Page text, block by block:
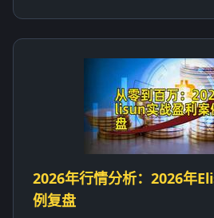
2026年行情分析：2026年
例复盘